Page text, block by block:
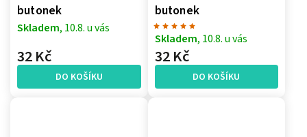
butonek
Skladem, 10.8. u vás
32 Kč
DO KOŠÍKU
butonek
Skladem, 10.8. u vás
32 Kč
DO KOŠÍKU